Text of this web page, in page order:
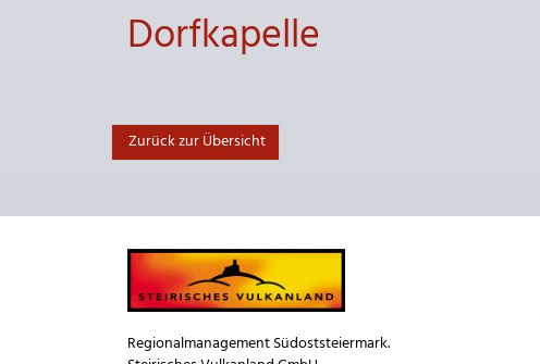
Dorfkapelle
Zurück zur Übersicht
Regionalmanagement Südoststeiermark.